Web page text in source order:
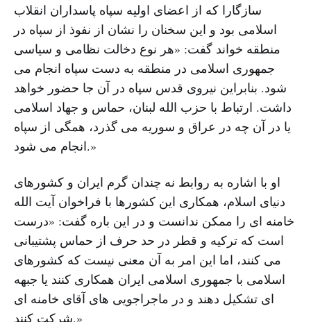
سازگارا که از اعضای اولیه سپاه پاسداران انقلاب
اسلامی بود و این سخنان را نشان از نفوذ از سپاه در
منطقه خواند گفت: «هر نوع دخالت نظامی و سیاسی
جمهوری اسلامی در منطقه به دست سپاه انجام می
شود. بنابراین نیروی قدس سپاه در آن جا حضور خواهد
داشت. ارتباط با حزب الله لبنان، حماس و جهاد اسلامی
یا در آن چه در عراق و سوریه می گذرد، همگی از سپاه
انجام می شود.»
او با اشاره به روابط نه چندان گرم ایران و کشورهای
دنیای اسلام، همکاری این کشورها با فراخوان آیت الله
خامنه ای را ممکن ندانست و در این باره گفت: «درست
است که ترکیه و قطر در حد حرف از حماس پشتیبانی
می کنند، اما این امر به آن معنی نیست که کشورهای
اسلامی با جمهوری اسلامی ایران همکاری کنند یا جبهه
ای تشکیل دهند و در ماجراجویی های آقای خامنه ای
شرکت کنند.»